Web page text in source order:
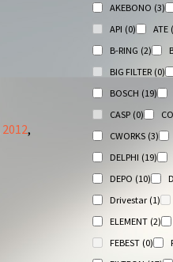
2012,
AKEBONO (3)
API (0) ATE
B-RING (2)
BIG FILTER (0)
BOSCH (19)
CASP (0)
CWORKS (3)
DELPHI (19)
DEPO (10)
Drivestar (1)
ELEMENT (2)
FEBEST (0)